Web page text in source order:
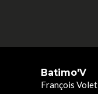
Batimo'V
François Volet